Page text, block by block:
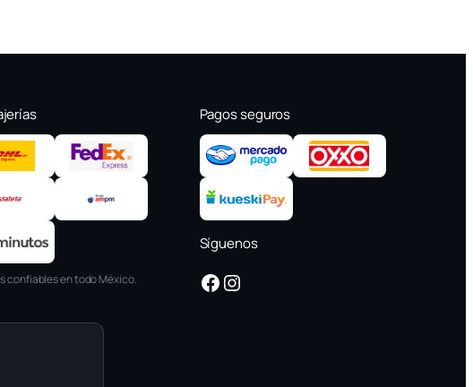
confiables en todo México.
Pagos seguros
Síguenos
Facebook Instagram